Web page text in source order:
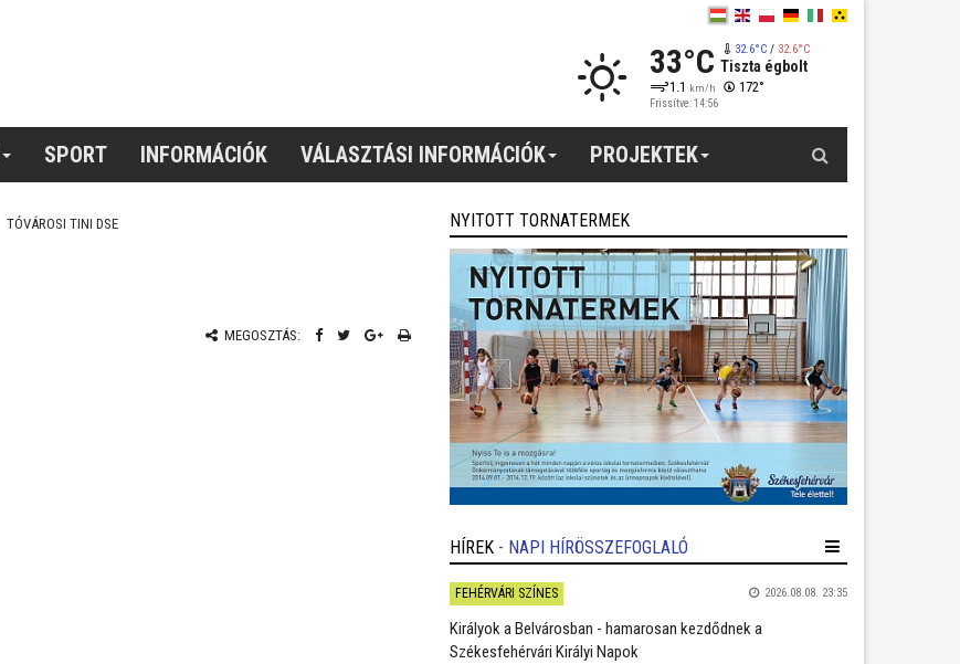
33°C 32.6°C/ 32.6°C
Tiszta égbolt
1.1 km/h 172°
Frissítve: 14:56
SPORT INFORMÁCIÓK VÁLASZTÁSI INFORMÁCIÓK PROJEKTEK
TÓVÁROSI TINI DSE
MEGOSZTÁS:
NYITOTT TORNATERMEK
HÍREK - NAPI HÍRÖSSZEFOGLALÓ
FEHÉRVÁRI SZÍNES 2026.08.08. 23:35
Királyok a Belvárosban - hamarosan kezdődnek a
Székesfehérvári Királyi Napok